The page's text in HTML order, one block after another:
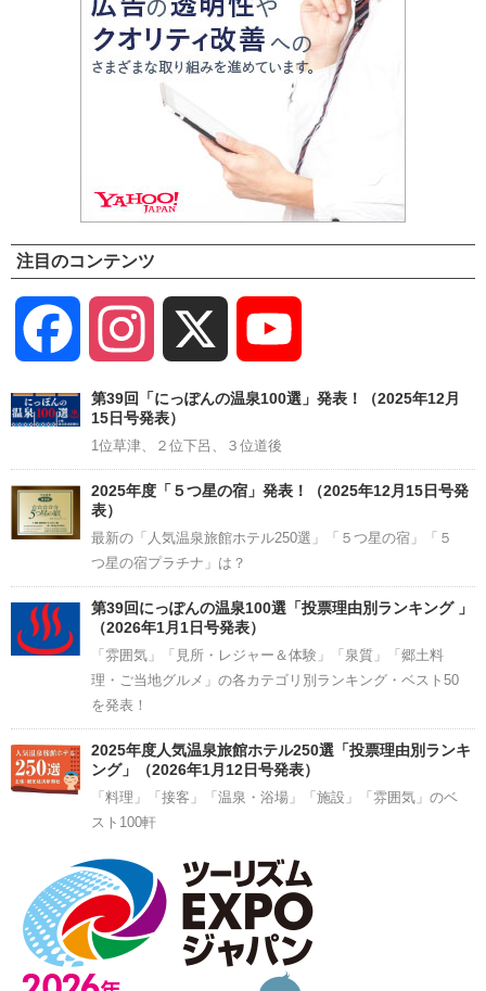
注目のコンテンツ
Facebook Instagram
Channel
第39回「にっぽんの温泉100選」発表！（2025年12月
15日号発表）
1位草津、２位下呂、３位道後
2025年度「５つ星の宿」発表！（2025年12月15日号発
表）
最新の「人気温泉旅館ホテル250選」「５つ星の宿」「５
つ星の宿プラチナ」は？
第39回にっぽんの温泉100選「投票理由別ランキング 」
（2026年1月1日号発表）
「雰囲気」「見所・レジャー＆体験」「泉質」「郷土料
理・ご当地グルメ」の各カテゴリ別ランキング・ベスト50
を発表！
2025年度人気温泉旅館ホテル250選「投票理由別ランキ
ング」（2026年1月12日号発表）
「料理」「接客」「温泉・浴場」「施設」「雰囲気」のベ
スト100軒